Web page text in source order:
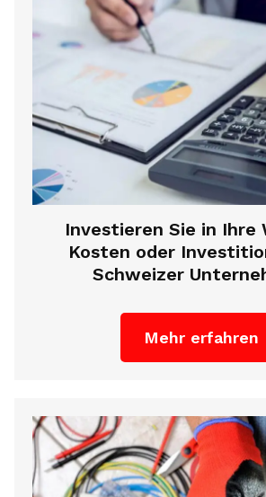
Investieren Sie in Ihre
Kosten oder
Schweizer
Mehr erfahren